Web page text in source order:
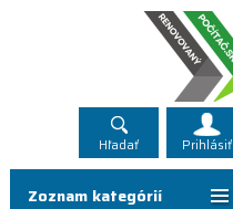
Hľadať Prihlásiť
Zoznam kategórií